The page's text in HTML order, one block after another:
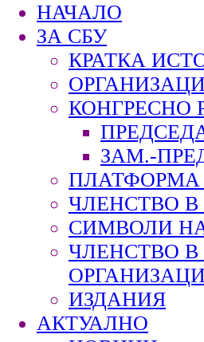
НАЧАЛО
ЗА СБУ
КРАТКА
КОНГРЕСНО
ЗАМ.-
ПЛАТФОРМА
ЧЛЕНСТВО В
СИМВОЛИ
ЧЛЕНСТВО
ИЗДАНИЯ
АКТУАЛНО